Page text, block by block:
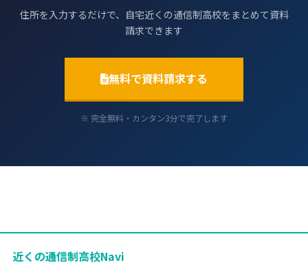
住所を入力するだけで、自宅近くの通信制高校をまとめて資料
請求できます
無料で資料請求する
※ 完全無料・カンタン3分で完了します
近くの通信制高校Navi